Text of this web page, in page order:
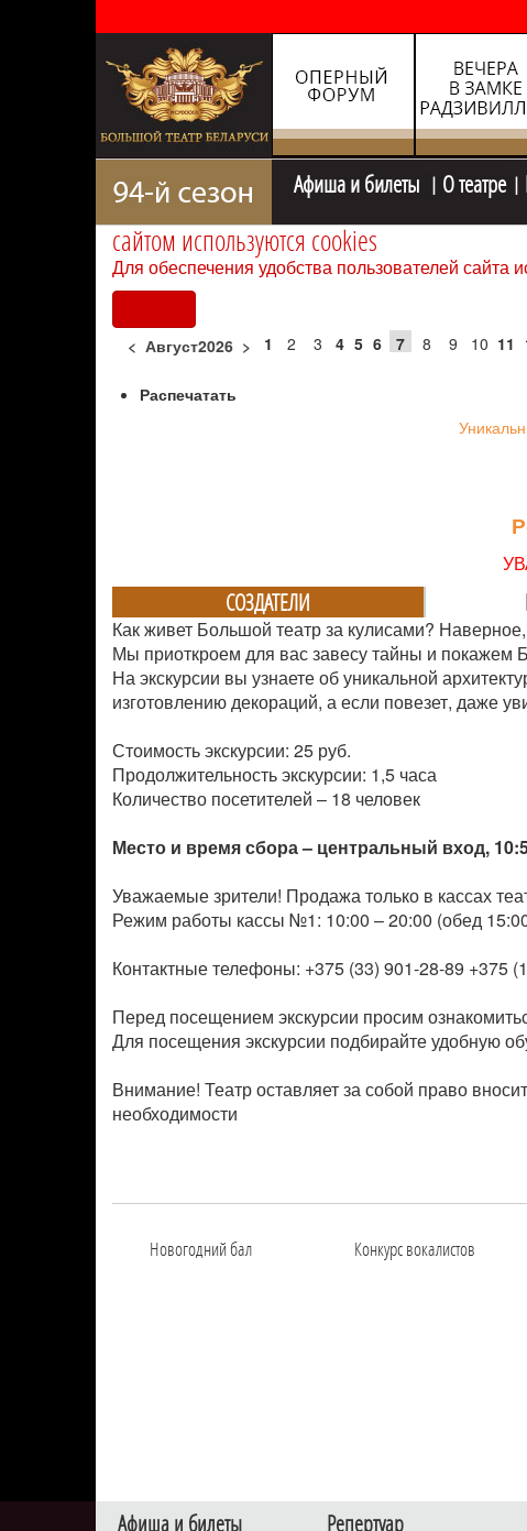
Афиша и билеты О театре
сайтом используются cookies
Для обеспечения удобства пользователей сайта
< Август2026 > 1 2 3 4 5 6 7 8 9 10 11
Распечатать
СОЗДАТЕЛИ
Как живет Большой театр за кулисами?
Мы приоткроем для вас завесу тайны и покажем
На экскурсии вы узнаете об уникальной
изготовлению декораций, а если повезет, даже
Стоимость экскурсии: 25 руб.
Продолжительность экскурсии: 1,5 часа
Количество посетителей – 18 человек
Место и время сбора – центральный вход,
Уважаемые зрители! Продажа только в кассах
Режим работы кассы №1: 10:00 – 20:00 (обед
Контактные телефоны: +375 (33) 901-28-89 +375
Перед посещением экскурсии просим
Для посещения экскурсии подбирайте удобную
Внимание! Театр оставляет за собой право
необходимости
Новогодний бал
Конкурс вокалистов
Афиша и билеты Репертуар